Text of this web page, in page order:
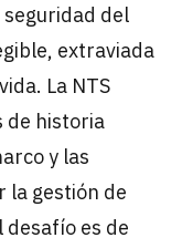
del
extraviada
La NTS
de historia
y las
gestión de
desafío es de